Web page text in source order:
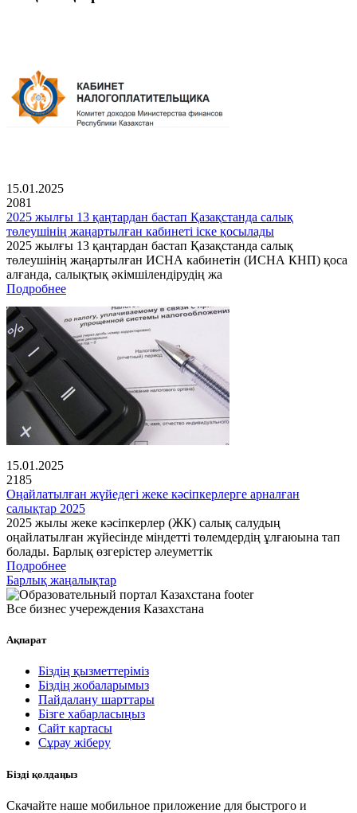
15.01.2025
2081
2025 жылғы 13 қаңтардан бастап Қазақстанда салық
төлеушінің жаңартылған кабинеті іске қосылады
2025 жылғы 13 қаңтардан бастап Қазақстанда салық
төлеушінің жаңартылған ИСНА кабинетін (ИСНА КНП) қоса
алғанда, салықтық әкімшілендірудің жа
Подробнее
15.01.2025
2185
Оңайлатылған жүйедегі жеке кәсіпкерлерге арналған
салықтар 2025
2025 жылы жеке кәсіпкерлер (ЖК) салық салудың
оңайлатылған жүйесінде міндетті төлемдердің ұлғаюына тап
болады. Барлық өзгерістер әлеуметтік
Подробнее
Барлық жаңалықтар
Все бизнес учереждения Казахстана
Ақпарат
Біздің қызметтеріміз
Біздің жобаларымыз
Пайдалану шарттары
Бізге хабарласыңыз
Сайт картасы
Сұрау жіберу
Бізді қолдаңыз
Скачайте наше мобильное приложение для быстрого и